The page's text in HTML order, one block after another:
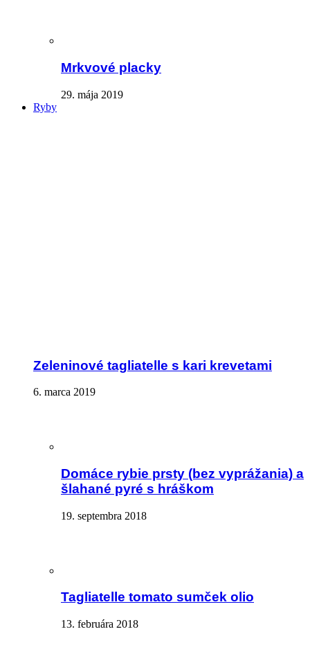
Mrkvové placky
29. mája 2019
Ryby
Zeleninové tagliatelle s kari krevetami
6. marca 2019
Domáce rybie prsty (bez vyprážania) a
šlahané pyré s hráškom
19. septembra 2018
Tagliatelle tomato sumček olio
13. februára 2018